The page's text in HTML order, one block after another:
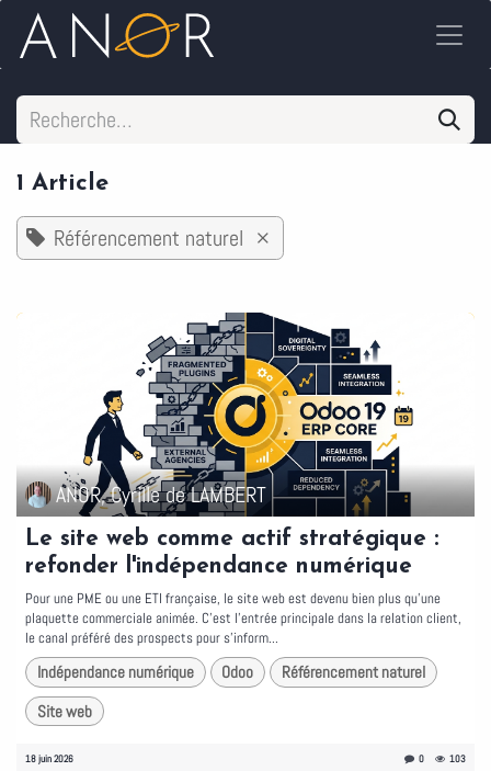
Se rendre au contenu
1 Article
Référencement naturel ×
ANOR, Cyrille de LAMBERT
Le site web comme actif stratégique :
refonder l'indépendance numérique
Pour une PME ou une ETI française, le site web est devenu bien plus qu'une
plaquette commerciale animée. C'est l'entrée principale dans la relation client,
le canal préféré des prospects pour s'inform...
Indépendance numérique Odoo
Référencement naturel
Site web
18 juin 2026 0 103